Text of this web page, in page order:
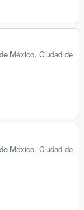
México, Ciudad de
México, Ciudad de